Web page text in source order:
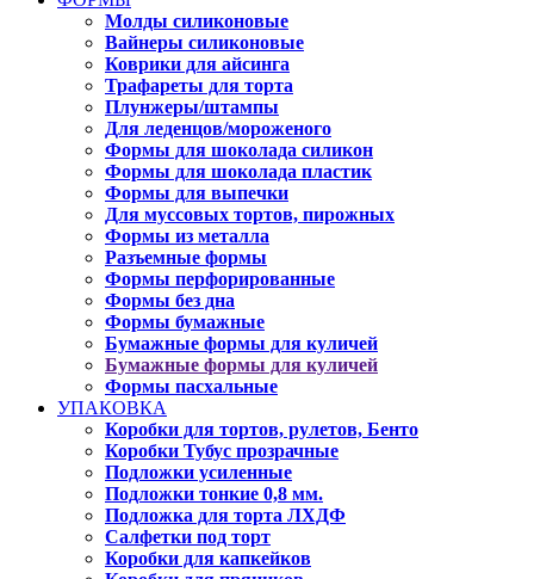
Молды силиконовые
Вайнеры силиконовые
Коврики для айсинга
Трафареты для торта
Плунжеры/штампы
Для леденцов/мороженого
Формы для шоколада силикон
Формы для шоколада пластик
Формы для выпечки
Для муссовых тортов, пирожных
Формы из металла
Разъемные формы
Формы перфорированные
Формы без дна
Формы бумажные
Бумажные формы для куличей
Бумажные формы для куличей
Формы пасхальные
УПАКОВКА
Коробки для тортов, рулетов, Бенто
Коробки Тубус прозрачные
Подложки усиленные
Подложки тонкие 0,8 мм.
Подложка для торта ЛХДФ
Салфетки под торт
Коробки для капкейков